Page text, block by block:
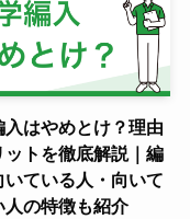
入はやめとけ？理由
ットを徹底解説｜編
いている人・向いて
人の特徴も紹介